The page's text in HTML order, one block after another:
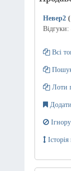
Невер2
Відгуки:
Всі
Пошук
Лоти